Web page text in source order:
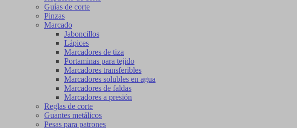
Guías de corte
Pinzas
Marcado
Jaboncillos
Lápices
Marcadores de tiza
Portaminas para tejido
Marcadores transferibles
Marcadores solubles en agua
Marcadores de faldas
Marcadores a presión
Reglas de corte
Guantes metálicos
Pesas para patrones